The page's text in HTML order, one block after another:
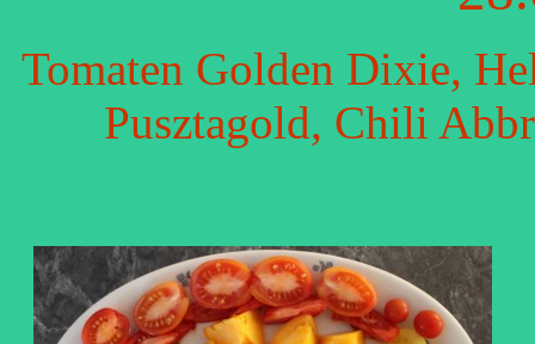
Tomaten Golden Dixie,
Pusztagold, Chili